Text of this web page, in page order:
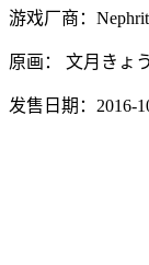
游戏厂商：
原画： 文月きょう
发售日期：2016-